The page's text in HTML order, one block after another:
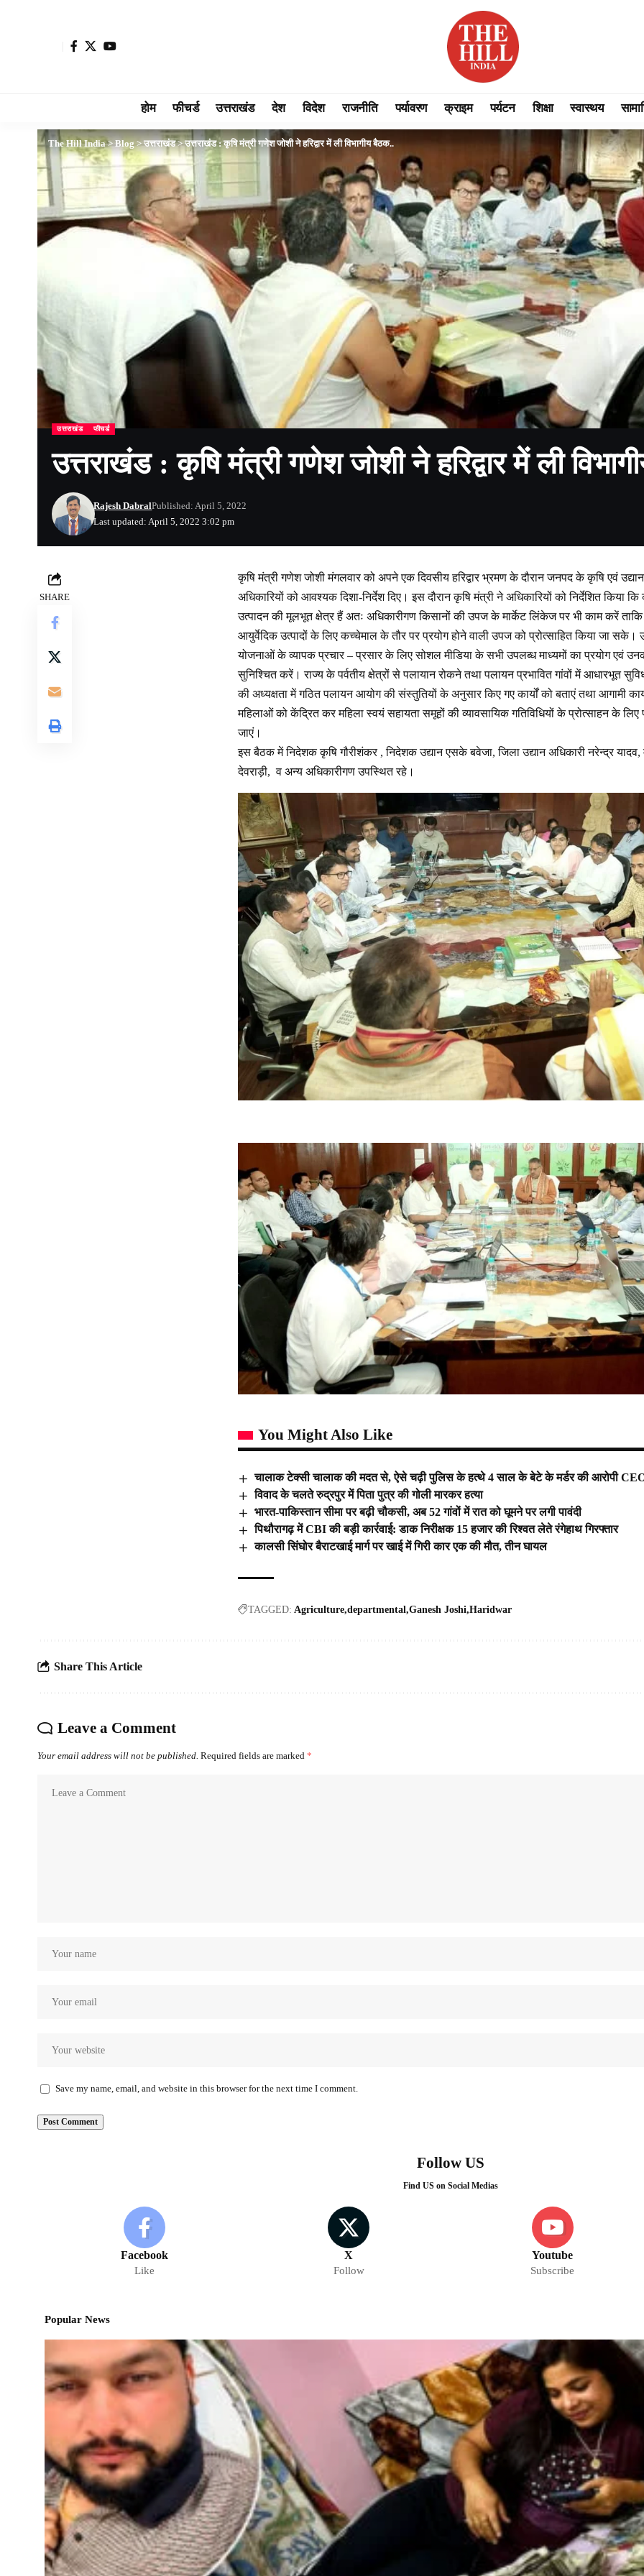
होम फीचर्ड उत्तराखंड देश विदेश राजनीति पर्यावरण क्राइम पर्यटन शिक्षा स्वास्थय
The Hill India>Blog >उत्तराखंड>उत्तराखंड : कृषि मंत्री गणेश जोशी ने हरिद्वार में ली विभागीय बैठक..
उत्तराखंड फीचर्ड
उत्तराखंड : कृषि मंत्री गणेश जोशी ने हरिद्वार में ली
Last updated: April 5, 2022 3:02 pm
Rajesh DabralPublished: April 5, 2022
SHARE
कृषि मंत्री गणेश जोशी मंगलवार को अपने एक दिवसीय हरिद्वार भ्रमण के दौरान जनपद के कृषि एवं
अधिकारियों को आवश्यक दिशा-निर्देश दिए। इस दौरान कृषि मंत्री ने अधिकारियों को निर्देशित किया
उत्पादन की मूलभूत क्षेत्र हैं अतः अधिकारीगण किसानों की उपज के मार्केट लिंकेज पर भी काम करें
आयुर्वेदिक उत्पादों के लिए कच्चेमाल के तौर पर प्रयोग होने वाली उपज को प्रोत्साहित किया जा सके।
योजनाओं के व्यापक प्रचार – प्रसार के लिए सोशल मीडिया के सभी उपलब्ध माध्यमों का प्रयोग एवं
सुनिश्चित करें। राज्य के पर्वतीय क्षेत्रों से पलायान रोकने तथा पलायन प्रभावित गांवों में आधारभूत
की अध्यक्षता में गठित पलायन आयोग की संस्तुतियों के अनुसार किए गए कार्यों को बताएं तथा आगामी
महिलाओं को केंद्रित कर महिला स्वयं सहायता समूहों की व्यावसायिक गतिविधियों के प्रोत्साहन के लिए
जाएं।
इस बैठक में निदेशक कृषि गौरीशंकर , निदेशक उद्यान एसके बवेजा, जिला उद्यान अधिकारी नरेन्द्र
देवराड़ी, व अन्य अधिकारीगण उपस्थित रहे।
You Might Also Like
चालाक टेक्सी चालाक की मदत से, ऐसे चढ़ी पुलिस के हत्थे 4 साल के बेटे के मर्डर की आरोपी
विवाद के चलते रुद्रपुर में पिता पुत्र की गोली मारकर हत्या
भारत-पाकिस्तान सीमा पर बढ़ी चौकसी, अब 52 गांवों में रात को घूमने पर लगी पावंदी
पिथौरागढ़ में CBI की बड़ी कार्रवाई: डाक निरीक्षक 15 हजार की रिश्वत लेते रंगेहाथ गिरफ्तार
कालसी सिंघोर बैराटखाई मार्ग पर खाई में गिरी कार एक की मौत, तीन घायल
TAGGED: Agriculture departmental Ganesh Joshi Haridwar
Share This Article
Leave a Comment
Your email address will not be published. Required fields are marked *
Save my name, email, and website in this browser for the next time I comment.
Follow US
Find US on Social Medias
Facebook
Like
X
Follow
Youtube
Subscribe
Popular News